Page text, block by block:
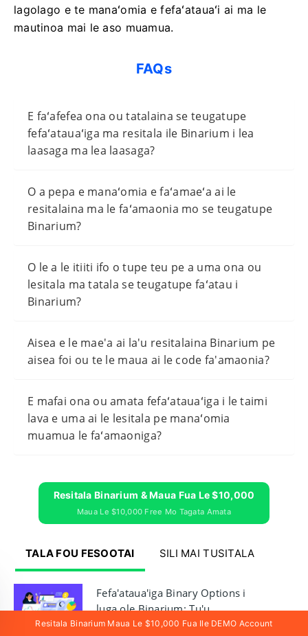
lagolago e te manaʻomia e fefaʻatauaʻi ai ma le
mautinoa mai le aso muamua.
FAQs
E faʻafefea ona ou tatalaina se teugatupe
fefaʻatauaʻiga ma resitala ile Binarium i lea
laasaga ma lea laasaga?
O a pepa e manaʻomia e faʻamaeʻa ai le
resitalaina ma le faʻamaonia mo se teugatupe
Binarium?
O le a le itiiti ifo o tupe teu pe a uma ona ou
lesitala ma tatala se teugatupe faʻatau i
Binarium?
Aisea e le mae'a ai la'u resitalaina Binarium pe
aisea foi ou te le maua ai le code fa'amaonia?
E mafai ona ou amata fefaʻatauaʻiga i le taimi
lava e uma ai le lesitala pe manaʻomia
muamua le faʻamaoniga?
Resitala Binarium & Maua Fua Le $10,000
Maua Le $10,000 Free Mo Tagata Amata
TALA FOU FESOOTAI SILI MAI TUSITALA
Fefa'ataua'iga Binary Options i
luga ole Binarium: Tu'u
Fefa'ataua'iga, Faitau Siata, Pulea
18/07/2026
Resitala Binarium Maua Le $10,000 Fua Ile DEMO Account